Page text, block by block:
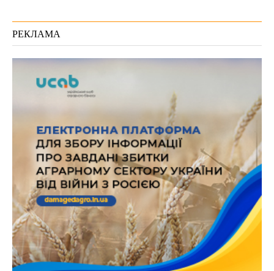
РЕКЛАМА